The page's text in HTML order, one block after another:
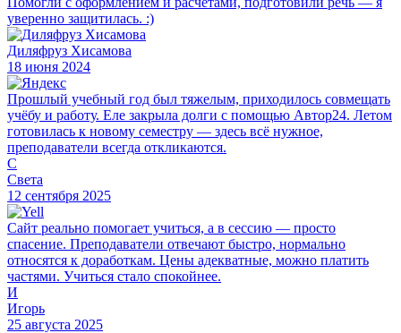
уверенно защитилась. :)
Диляфруз Хисамова
18 июня 2024
Прошлый учебный год был тяжелым, приходилось совмещать
учёбу и работу. Еле закрыла долги с помощью Автор24. Летом
готовилась к новому семестру — здесь всё нужное,
преподаватели всегда откликаются.
С
Света
12 сентября 2025
Сайт реально помогает учиться, а в сессию — просто
спасение. Преподаватели отвечают быстро, нормально
относятся к доработкам. Цены адекватные, можно платить
частями. Учиться стало спокойнее.
И
Игорь
25 августа 2025